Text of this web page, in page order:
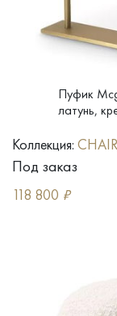
Пуфик
латунь,
Коллекция:
Под заказ
118 800 ₽